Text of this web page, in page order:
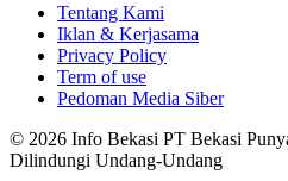
Tentang Kami
Iklan & Kerjasama
Privacy Policy
Term of use
Pedoman Media Siber
© 2026 Info Bekasi PT Bekasi
Dilindungi Undang-Undang